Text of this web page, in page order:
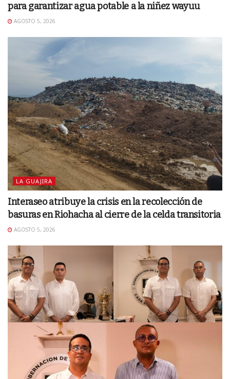
para garantizar agua potable a la niñez wayuu
AGOSTO 5, 2026
LA GUAJIRA
Interaseo atribuye la crisis en la recolección de
basuras en Riohacha al cierre de la celda transitoria
AGOSTO 5, 2026